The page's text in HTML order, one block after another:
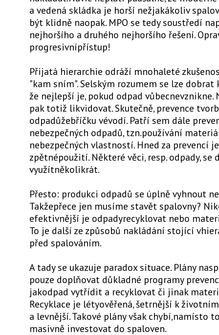
a vedená skládka je horší nežjakákoliv
být klidně naopak. MPO se tedy soustředí
nejhoršího a druhého nejhoršího řešení.
progresivnípřístup!
Přijatá hierarchie odráží mnohaleté
"kam sním". Selským rozumem se lze dobrat
že nejlepší je, pokud odpad vůbecnevznikne.
pak totiž likvidovat. Skutečně, prevence
odpadůžebříčku vévodí. Patří sem dále
nebezpečných odpadů, tzn.používání
nebezpečných vlastností. Hned za prevencí
zpětnépoužití. Některé věci, resp. odpady, se
využítněkolikrát.
Přesto: produkci odpadů se úplně vyhnout
Takžepřece jen musíme stavět spalovny?
efektivnější je odpadyrecyklovat nebo
To je další ze způsobů nakládání stojící
před spalováním.
A tady se ukazuje paradox situace. Plány
pouze doplňovat důkladné programy
jakodpad vytřídit a recyklovat či jinak
Recyklace je létyověřená, šetrnější k
a levnější. Takové plány však chybí,namísto
masivně investovat do spaloven.